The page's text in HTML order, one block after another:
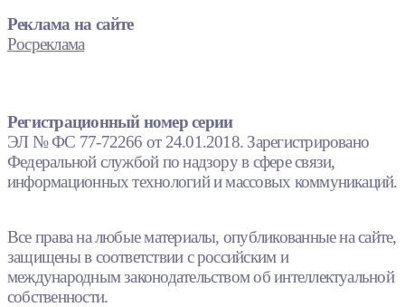
Реклама на сайте
Росреклама
Регистрационный номер серии
ЭЛ № ФС 77-72266 от 24.01.2018. Зарегистрировано
Федеральной службой по надзору в сфере связи,
информационных технологий и массовых коммуникаций.
Все права на любые материалы, опубликованные на сайте,
защищены в соответствии с российским и
международным законодательством об интеллектуальной
собственности.